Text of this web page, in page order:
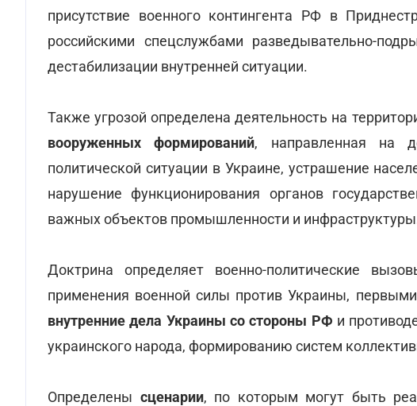
присутствие военного контингента РФ в
российскими спецслужбами разведывательно-
дестабилизации внутренней ситуации.
Также угрозой определена деятельность на
вооруженных формирований, направленная на
политической ситуации в Украине, устрашение
нарушение функционирования органов
важных объектов промышленности и
Доктрина определяет военно-политические
применения военной силы против Украины,
внутренние дела Украины со стороны РФ и
украинского народа, формированию систем
Определены сценарии, по которым могут быть